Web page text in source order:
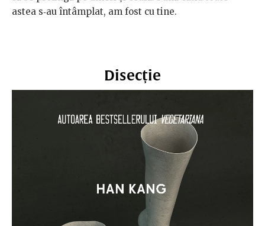
astea s‑au întâmplat, am fost cu tine.
Disecție